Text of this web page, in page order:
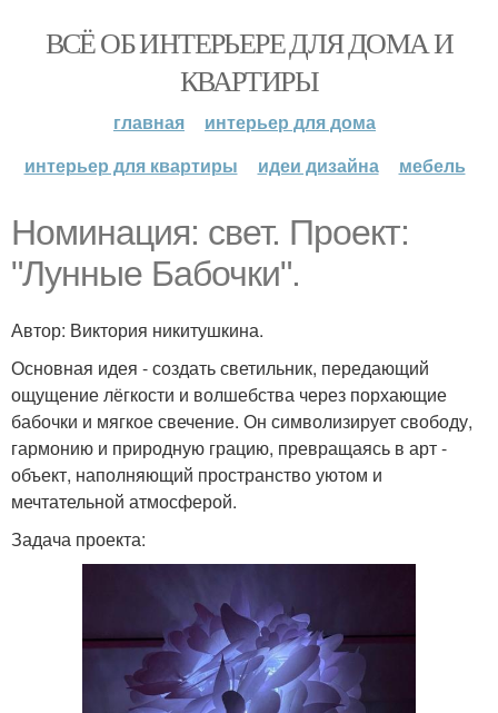
ВСЁ ОБ ИНТЕРЬЕРЕ ДЛЯ ДОМА И
КВАРТИРЫ
главная
интерьер для дома
интерьер для квартиры
идеи дизайна мебель
Номинация: свет. Проект:
"Лунные Бабочки".
Автор: Виктория никитушкина.
Основная идея - создать светильник, передающий
ощущение лёгкости и волшебства через порхающие
бабочки и мягкое свечение. Он символизирует свободу,
гармонию и природную грацию, превращаясь в арт -
объект, наполняющий пространство уютом и
мечтательной атмосферой.
Задача проекта: